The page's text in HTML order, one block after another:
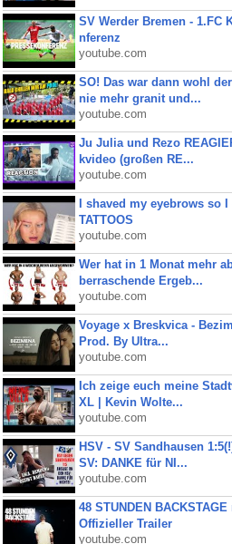
SV Werder Bremen - 1.FC
nferenz
youtube.com
SO! Das war dann wohl
nie mehr granit und...
youtube.com
Ju Julia und Rezo
kvideo (großen RE...
youtube.com
I shaved my eyebrows so
TATTOOS
youtube.com
Wer hat in 1 Monat mehr
berraschende Ergeb...
youtube.com
Voyage x Breskvica -
Prod. By Ultra...
youtube.com
Ich zeige euch meine
XL | Kevin Wolte...
youtube.com
HSV - SV Sandhausen
SV: DANKE für NI...
youtube.com
48 STUNDEN
Offizieller Trailer
youtube.com